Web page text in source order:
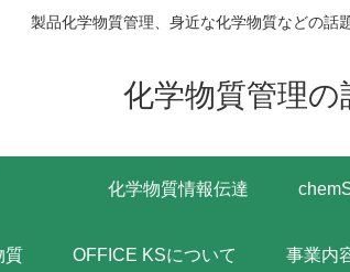
製品化学物質管理、身近な化学物質などの話
化学物質管理の
化学物質情報伝達
質 OFFICE KSについて 事業内